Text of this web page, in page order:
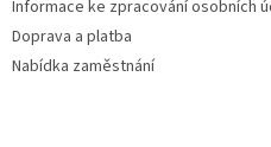
Informace ke zpracování osobních
Doprava a platba
Nabídka zaměstnání